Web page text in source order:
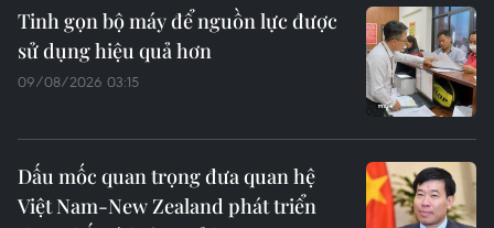
Tinh gọn bộ máy để nguồn lực được
sử dụng hiệu quả hơn
09/08/2026 03:15
Dấu mốc quan trọng đưa quan hệ
Việt Nam-New Zealand phát triển